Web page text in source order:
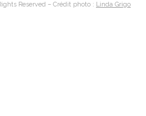
Reserved – Crédit photo : Linda Grigo